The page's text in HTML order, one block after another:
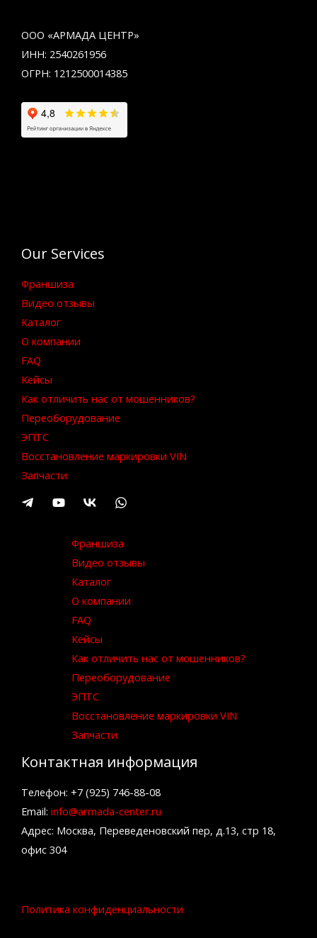
ООО «АРМАДА ЦЕНТР»
ИНН: 2540261956
ОГРН: 1212500014385
Our Services
Франшиза
Видео отзывы
Каталог
О компании
FAQ
Кейсы
Как отличить нас от мошенников?
Переоборудование
ЭПТС
Восстановление маркировки VIN
Запчасти
Франшиза
Видео отзывы
Каталог
О компании
FAQ
Кейсы
Как отличить нас от мошенников?
Переоборудование
ЭПТС
Восстановление маркировки VIN
Запчасти
Контактная информация
Телефон: +7 (925) 746-88-08
Email: info@armada-center.ru
Адрес: Москва, Переведеновский пер, д.13, стр 18,
офис 304
Политика конфиденциальности